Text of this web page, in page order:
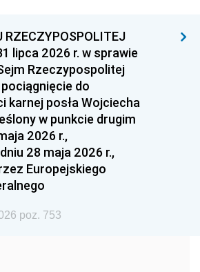
1995 1994
1992 1991
1989
1986 1985
1983
1980 1979
1977
1974
RZECZYPOSPOLITEJ
lipca 2026 r. w sprawie
Rzeczypospolitej
do
karnej posła Wojciecha
w punkcie drugim
2026 r.,
28 maja 2026 r.,
Europejskiego
poz. 753